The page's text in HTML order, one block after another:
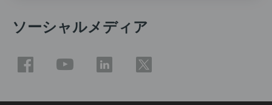
ソーシャルメディア